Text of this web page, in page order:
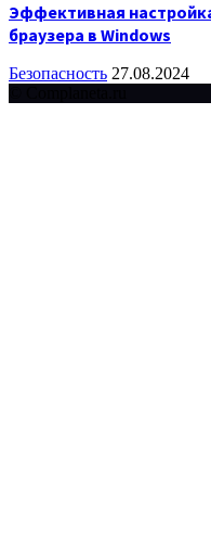
Эффективная
браузера в Windows
Безопасность 27.08.2024